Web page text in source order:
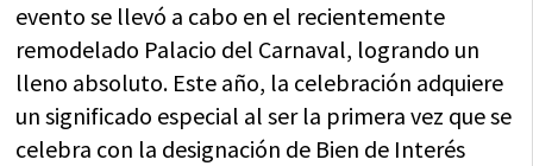
evento se llevó a cabo en el recientemente
remodelado Palacio del Carnaval, logrando un
lleno absoluto. Este año, la celebración adquiere
un significado especial al ser la primera vez que se
celebra con la designación de Bien de Interés